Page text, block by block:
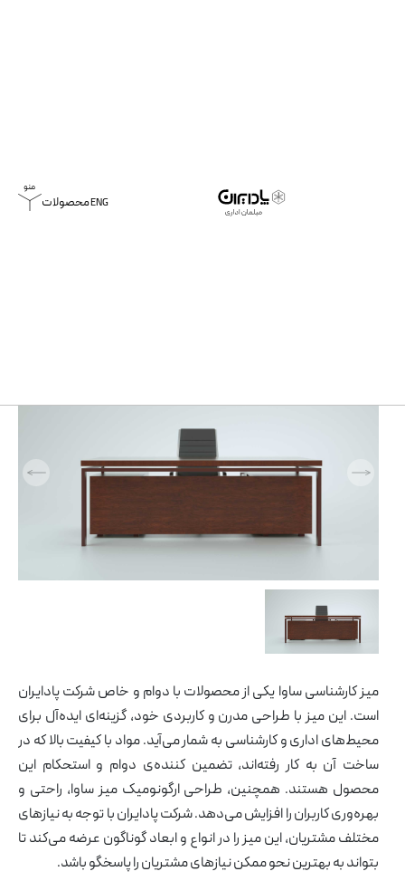
محصولاتENG
محصولات
میز کارشناسی ساوا یکی از محصولات با دوام و خاص شرکت پادایران
است. این میز با طراحی مدرن و کاربردی خود، گزینه‌ای ایده‌آل برای
محیط‌های اداری و کارشناسی به شمار می‌آید. مواد با کیفیت بالا که در
ساخت آن به کار رفته‌اند، تضمین کننده‌ی دوام و استحکام این
محصول هستند. همچنین، طراحی ارگونومیک میز ساوا، راحتی و
بهره‌وری کاربران را افزایش می‌دهد. شرکت پادایران با توجه به نیازهای
مختلف مشتریان، این میز را در انواع و ابعاد گوناگون عرضه می‌کند تا
بتواند به بهترین نحو ممکن نیازهای مشتریان را پاسخگو باشد.
مبلمان اداری ایتالیایی